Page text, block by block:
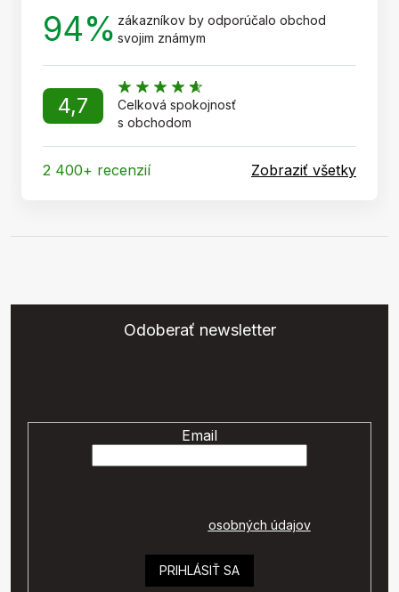
94% zákazníkov by odporúčalo obchod
svojim známym
4,7
Celková spokojnosť
s obchodom
2 400+ recenzií Zobraziť všetky
Odoberať newsletter
Email
osobných údajov.
PRIHLÁSIŤ SA